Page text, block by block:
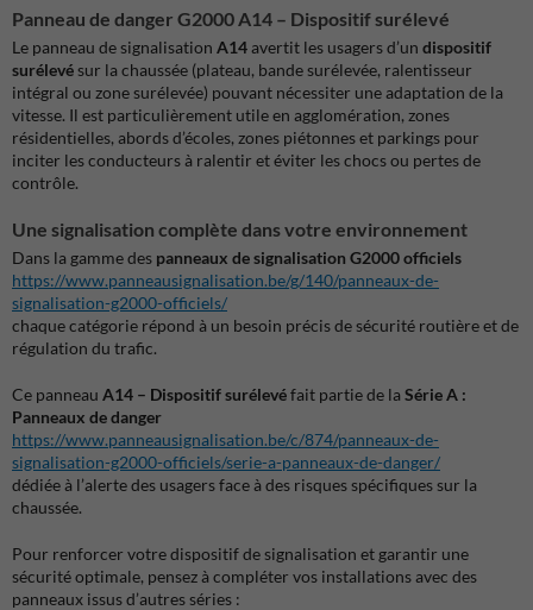
Panneau de danger G2000 A14 – Dispositif surélevé
Le panneau de signalisation A14avertit les usagers d’un dispositif
surélevésur la chaussée (plateau, bande surélevée, ralentisseur
intégral ou zone surélevée) pouvant nécessiter une adaptation de la
vitesse. Il est particulièrement utile en agglomération, zones
résidentielles, abords d’écoles, zones piétonnes et parkings pour
inciter les conducteurs à ralentir et éviter les chocs ou pertes de
contrôle.
Une signalisation complète dans votre environnement
Dans la gamme des panneaux de signalisation G2000 officiels
https://www.panneausignalisation.be/g/140/panneaux-de-
signalisation-g2000-officiels/
chaque catégorie répond à un besoin précis de sécurité routière et de
régulation du trafic.
Ce panneau A14 – Dispositif surélevéfait partie de la Série A :
Panneaux de danger
https://www.panneausignalisation.be/c/874/panneaux-de-
signalisation-g2000-officiels/serie-a-panneaux-de-danger/
dédiée à l’alerte des usagers face à des risques spécifiques sur la
chaussée.
Pour renforcer votre dispositif de signalisation et garantir une
sécurité optimale, pensez à compléter vos installations avec des
panneaux issus d’autres séries :